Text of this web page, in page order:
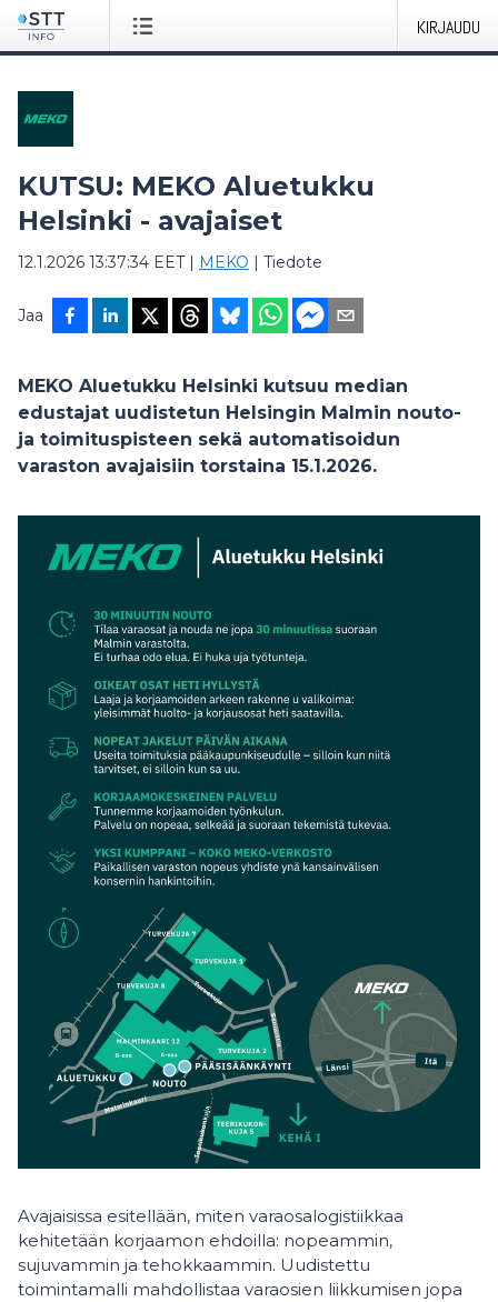
KIRJAUDU
KUTSU: MEKO Aluetukku
Helsinki - avajaiset
12.1.2026 13:37:34 EET| MEKO | Tiedote
Jaa
MEKO Aluetukku Helsinki kutsuu median
edustajat uudistetun Helsingin Malmin nouto-
ja toimituspisteen sekä automatisoidun
varaston avajaisiin torstaina 15.1.2026.
Avajaisissa esitellään, miten varaosalogistiikkaa
kehitetään korjaamon ehdoilla: nopeammin,
sujuvammin ja tehokkaammin. Uudistettu
toimintamalli mahdollistaa varaosien liikkumisen jopa